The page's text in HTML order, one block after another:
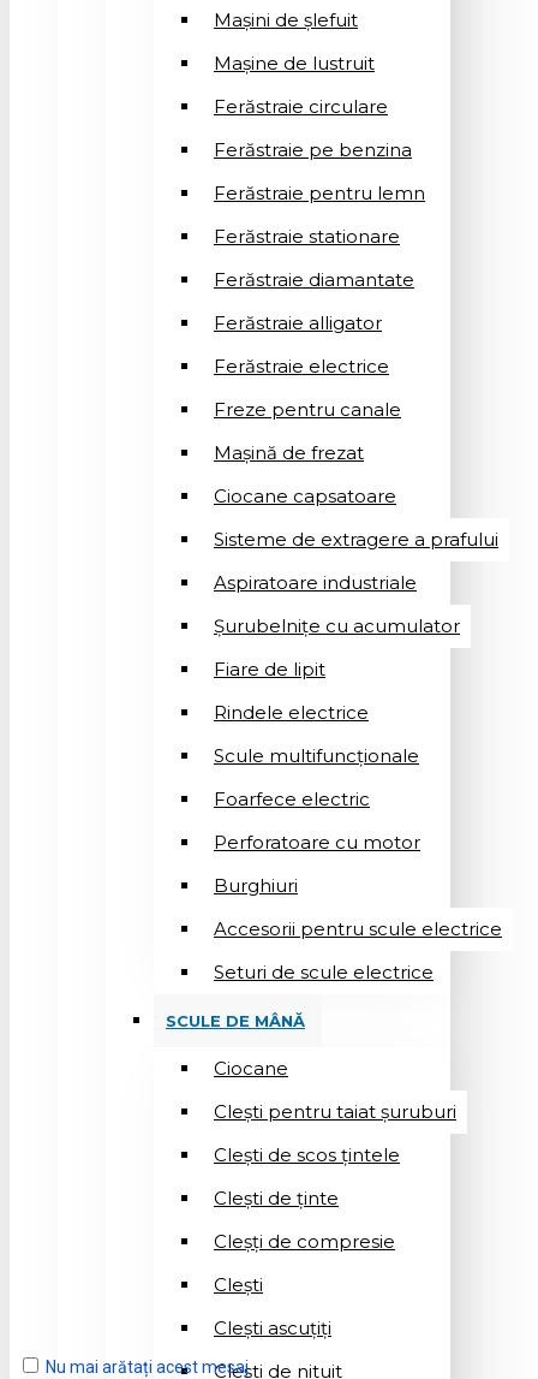
Mașini de șlefuit
Mașinе de lustruit
Ferăstraie circulare
Ferăstraie pe benzina
Ferăstraie pentru lemn
Ferăstraie stationare
Ferăstraie diamantate
Ferăstraie alligator
Ferăstraie electrice
Freze pentru canale
Mașină de frezat
Ciocane capsatoare
Sisteme de extragere a prafului
Aspiratoare industriale
Șurubelnițe cu acumulator
Fiare de lipit
Rindele electrice
Scule multifuncționale
Foarfece electric
Perforatoare cu motor
Burghiuri
Accesorii pentru scule electrice
Seturi de scule electrice
SCULE DE MÂNĂ
Ciocane
Cleşti pentru taiat șuruburi
Clești de scos țintele
Clești de ținte
Cleșți de compresie
Cleşti
Clești ascuțiți
Cleşti de nituit
Nu mai arătați acest mesaj